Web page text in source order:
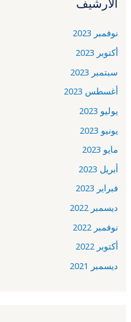
الأرشيف
نوفمبر 2023
أكتوبر 2023
سبتمبر 2023
أغسطس 2023
يوليو 2023
يونيو 2023
مايو 2023
أبريل 2023
فبراير 2023
ديسمبر 2022
نوفمبر 2022
أكتوبر 2022
ديسمبر 2021